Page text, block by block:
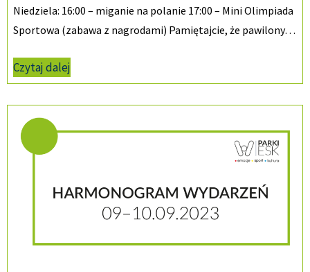
Niedziela: 16:00 – miganie na polanie 17:00 – Mini Olimpiada
Sportowa (zabawa z nagrodami) Pamiętajcie, że pawilony…
Czytaj dalej